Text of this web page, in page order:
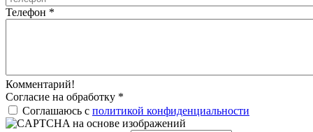
Телефон *
Комментарий!
Согласие на обработку *
Соглашаюсь с политикой конфиденциальности